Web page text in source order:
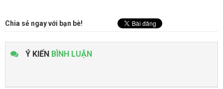
Chia sẻ ngay với bạn bè!
Ý KIẾN BÌNH LUẬN